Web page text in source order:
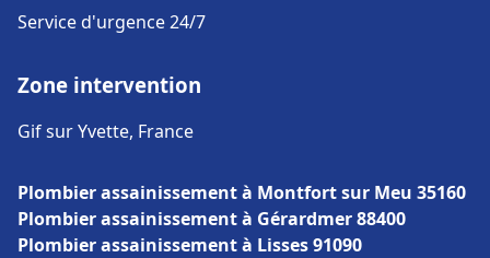
Service d'urgence 24/7
Zone intervention
Gif sur Yvette, France
Plombier assainissement à Montfort sur Meu 35160
Plombier assainissement à Gérardmer 88400
Plombier assainissement à Lisses 91090